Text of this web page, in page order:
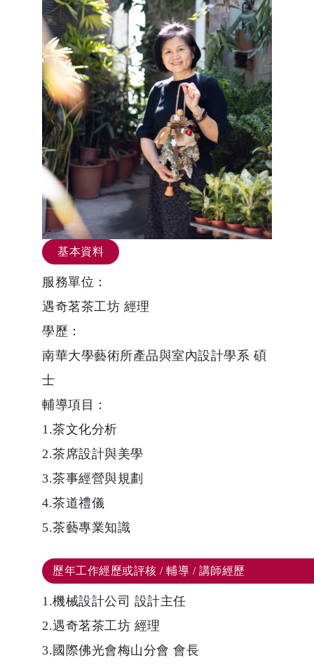
基本資料
服務單位：
遇奇茗茶工坊 經理
學歷：
南華大學藝術所產品與室內設計學系 碩
士
輔導項目：
1.茶文化分析
2.茶席設計與美學
3.茶事經營與規劃
4.茶道禮儀
5.茶藝專業知識
歷年工作經歷或評核 / 輔導 / 講師經歷
1.機械設計公司 設計主任
2.遇奇茗茶工坊 經理
3.國際佛光會梅山分會 會長